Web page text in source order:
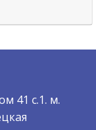
41 с.1. м.